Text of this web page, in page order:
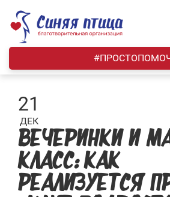
content
21
ДЕК
ВЕЧЕРИНКИ И
КЛАСС: КАК
РЕАЛИЗУЕТСЯ